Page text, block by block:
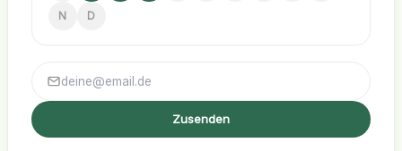
N D
Zusenden